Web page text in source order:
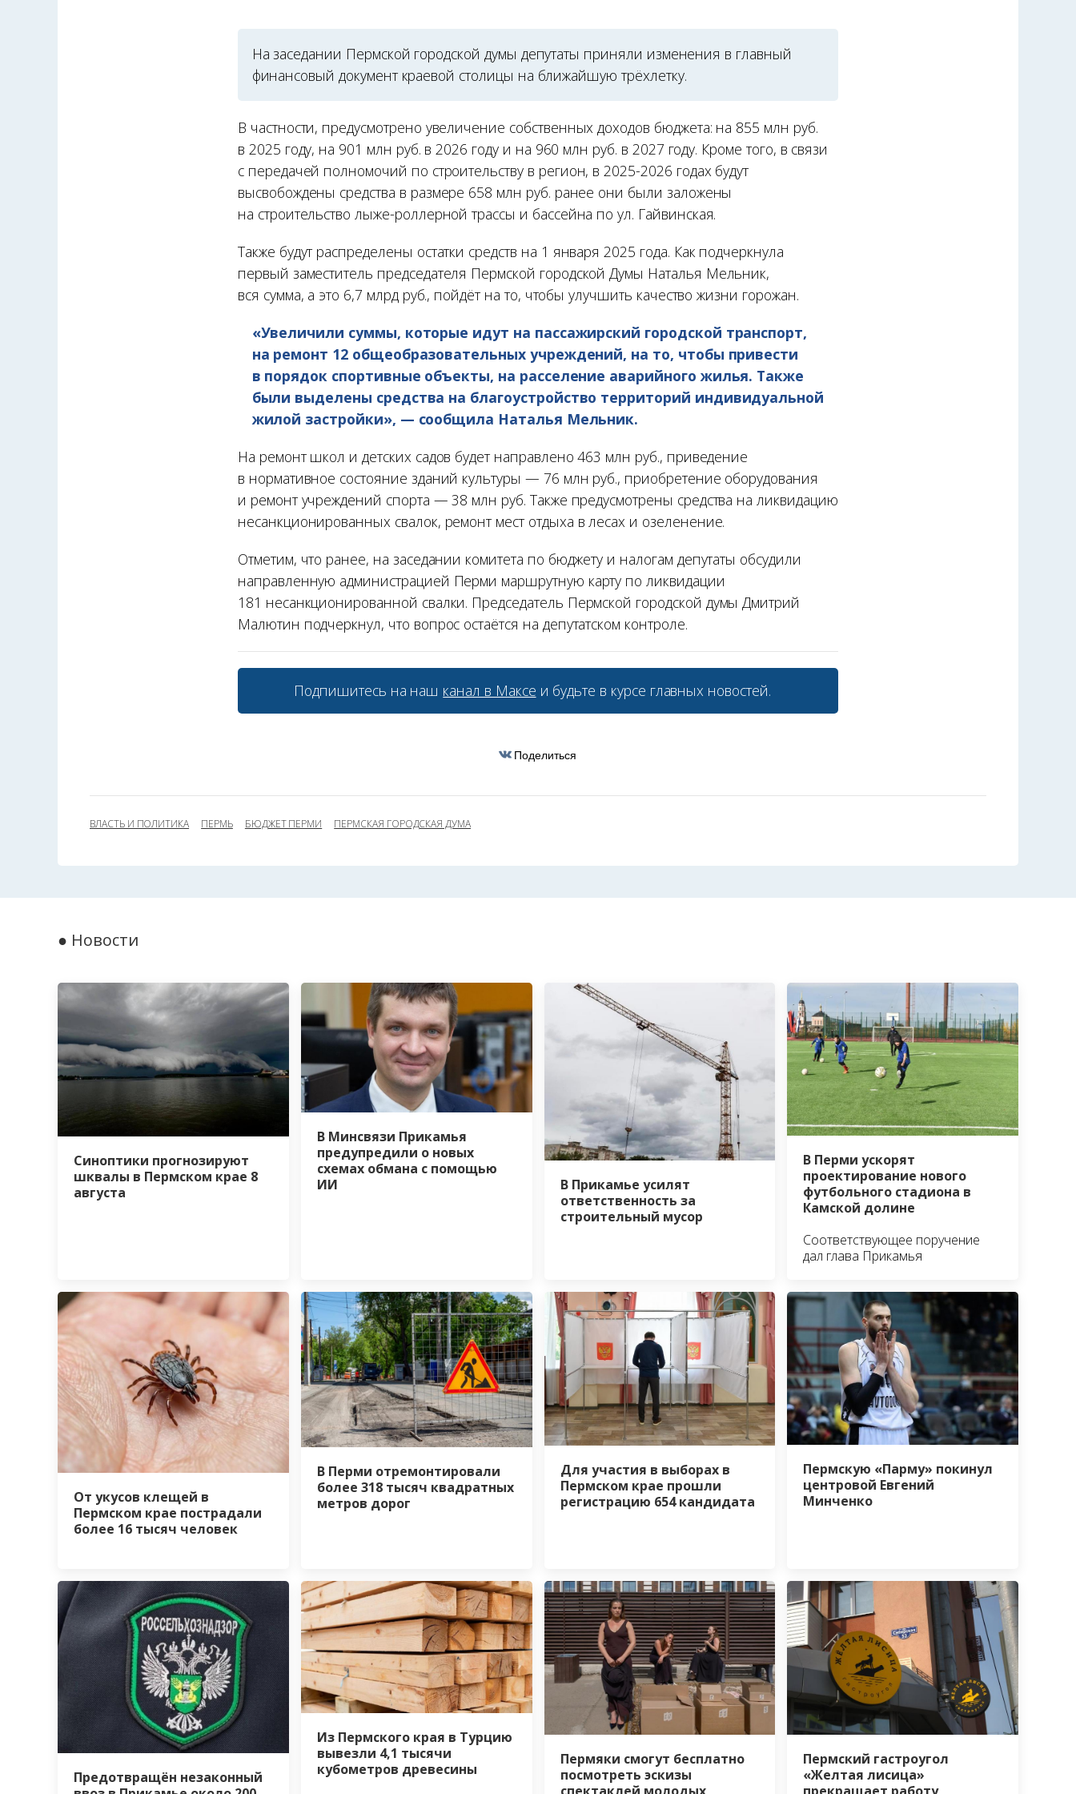
На заседании Пермской городской думы депутаты приняли изменения в главный
финансовый документ краевой столицы на ближайшую трёхлетку.
В частности, предусмотрено увеличение собственных доходов бюджета: на 855 млн руб.
в 2025 году, на 901 млн руб. в 2026 году и на 960 млн руб. в 2027 году. Кроме того, в связи
с передачей полномочий по строительству в регион, в 2025-2026 годах будут
высвобождены средства в размере 658 млн руб. ранее они были заложены
на строительство лыже-роллерной трассы и бассейна по ул. Гайвинская.
Также будут распределены остатки средств на 1 января 2025 года. Как подчеркнула
первый заместитель председателя Пермской городской Думы Наталья Мельник,
вся сумма, а это 6,7 млрд руб., пойдёт на то, чтобы улучшить качество жизни горожан.
«Увеличили суммы, которые идут на пассажирский городской транспорт,
на ремонт 12 общеобразовательных учреждений, на то, чтобы привести
в порядок спортивные объекты, на расселение аварийного жилья. Также
были выделены средства на благоустройство территорий индивидуальной
жилой застройки», — сообщила Наталья Мельник.
На ремонт школ и детских садов будет направлено 463 млн руб., приведение
в нормативное состояние зданий культуры — 76 млн руб., приобретение оборудования
и ремонт учреждений спорта — 38 млн руб. Также предусмотрены средства на ликвидацию
несанкционированных свалок, ремонт мест отдыха в лесах и озеленение.
Отметим, что ранее, на заседании комитета по бюджету и налогам депутаты обсудили
направленную администрацией Перми маршрутную карту по ликвидации
181 несанкционированной свалки. Председатель Пермской городской думы Дмитрий
Малютин подчеркнул, что вопрос остаётся на депутатском контроле.
Подпишитесь на наш канал в Максе и будьте в курсе главных новостей.
Поделиться
ВЛАСТЬ И ПОЛИТИКА ПЕРМЬ БЮДЖЕТ ПЕРМИ ПЕРМСКАЯ ГОРОДСКАЯ ДУМА
● Новости
Синоптики прогнозируют
шквалы в Пермском крае 8
августа
В Минсвязи Прикамья
предупредили о новых
схемах обмана с помощью
ИИ
В Прикамье усилят
ответственность за
строительный мусор
В Перми ускорят
проектирование нового
футбольного стадиона в
Камской долине
Соответствующее поручение
дал глава Прикамья
От укусов клещей в
Пермском крае пострадали
более 16 тысяч человек
В Перми отремонтировали
более 318 тысяч квадратных
метров дорог
Для участия в выборах в
Пермском крае прошли
регистрацию 654 кандидата
Пермскую «Парму» покинул
центровой Евгений
Минченко
Предотвращён незаконный
Из Пермского края в Турцию
вывезли 4,1 тысячи
кубометров древесины
Пермяки смогут бесплатно
посмотреть эскизы
Пермский гастроугол
«Желтая лисица»